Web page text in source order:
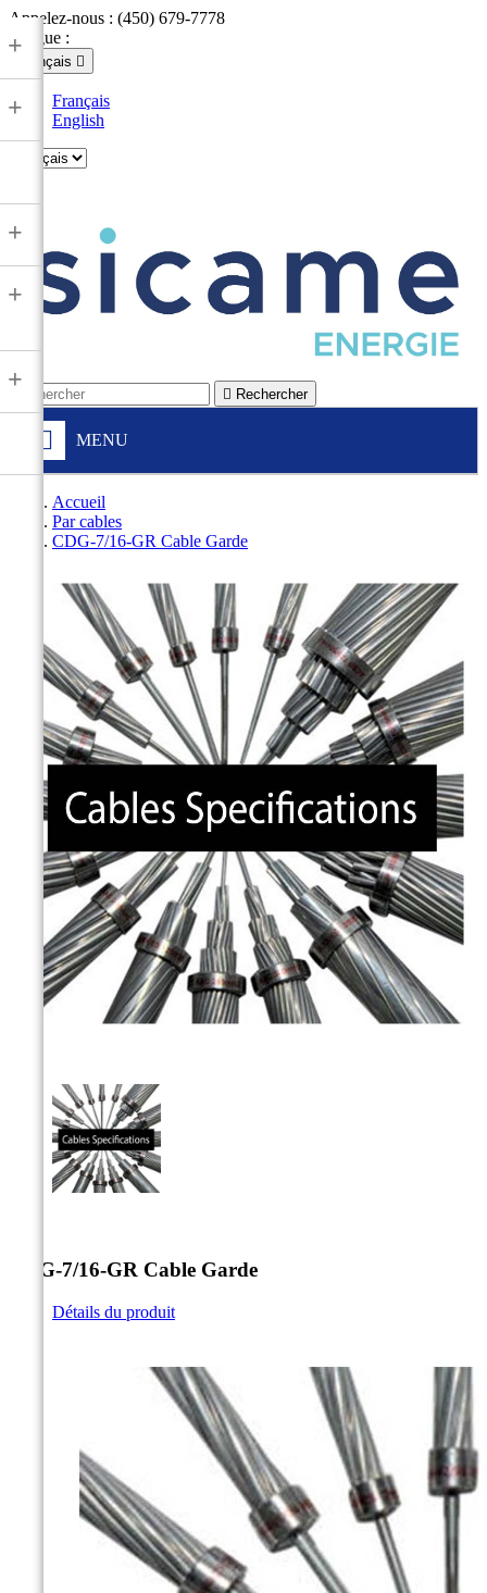
Appelez-nous : (450) 679-7778
Langue :
Français 
Français
English
 Rechercher
MENU
+
+
+
+
+
Accueil
Par cables
CDG-7/16-GR Cable Garde
CDG-7/16-GR Cable Garde
Détails du produit